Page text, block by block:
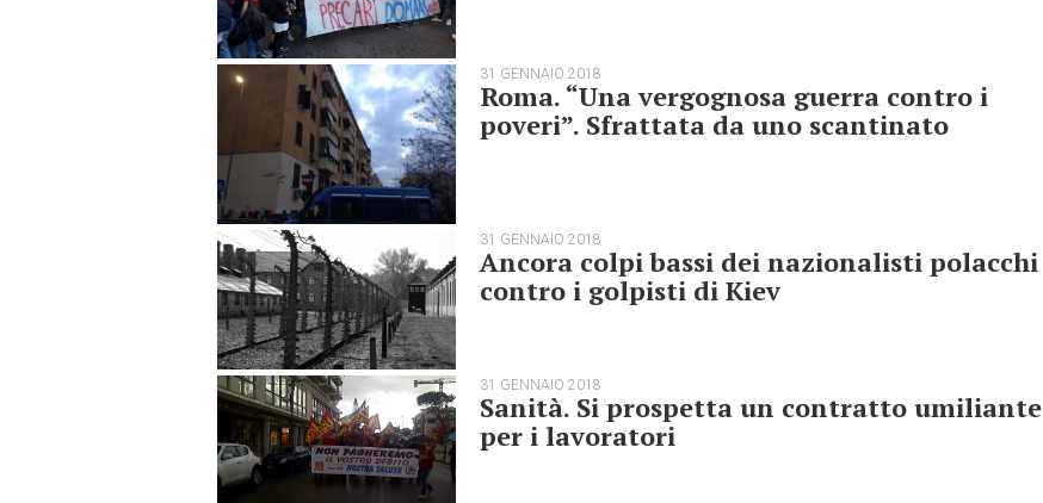
31 GENNAIO 2018
Roma. “Una vergognosa guerra contro i
poveri”. Sfrattata da uno scantinato
31 GENNAIO 2018
Ancora colpi bassi dei nazionalisti polacchi
contro i golpisti di Kiev
31 GENNAIO 2018
Sanità. Si prospetta un contratto umiliante
per i lavoratori